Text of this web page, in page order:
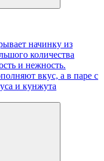
начинку из
количества
и нежность.
вкус, а в паре с
и кунжута